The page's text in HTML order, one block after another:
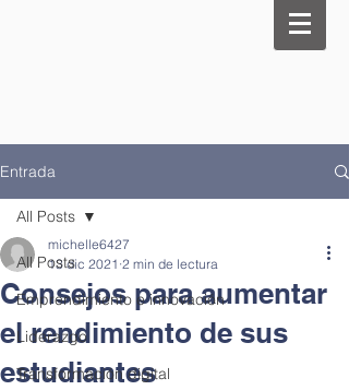
Entrada
All Posts
Emprendimiento e innovación
Liderazgo
Transformación digital
All Posts
Consejos para aumentar
el rendimiento de sus
estudiantes
michelle6427
13 dic 2021 2 min de lectura